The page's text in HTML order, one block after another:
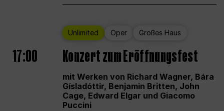
Unlimited Oper Großes Haus
17:00 Konzert zum Eröffnungsfest
mit Werken von Richard Wagner, Bára
Gísladóttir, Benjamin Britten, John
Cage, Edward Elgar und Giacomo
Puccini